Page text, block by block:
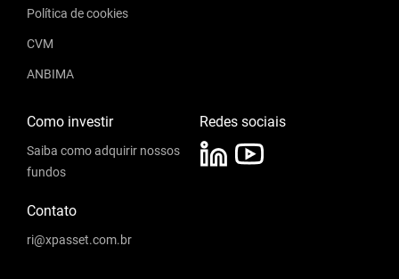
Política de cookies
CVM
ANBIMA
Como investir
Saiba como adquirir nossos
fundos
Contato
ri@xpasset.com.br
Redes sociais